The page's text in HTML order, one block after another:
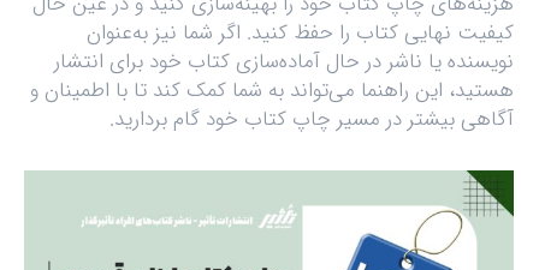
کیفیت نهایی کتاب را حفظ کنید. اگر شما نیز به‌عنوان
نویسنده یا ناشر در حال آماده‌سازی کتاب خود برای انتشار
هستید، این راهنما می‌تواند به شما کمک کند تا با اطمینان و
آگاهی بیشتر در مسیر چاپ کتاب خود گام بردارید.